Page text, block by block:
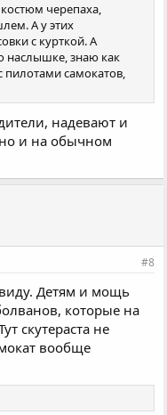
черепаха,
А у этих
с курткой. А
наслышке, знаю как
пилотами самокатов,
надевают и
и на обычном
#8
Детям и мощь
которые на
скутераста не
вообще